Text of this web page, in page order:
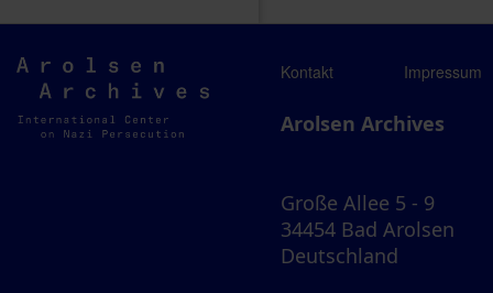
Arolsen
Archives
Kontakt Impressum
Arolsen Archives
Große Allee 5 - 9
34454 Bad Arolsen
Deutschland